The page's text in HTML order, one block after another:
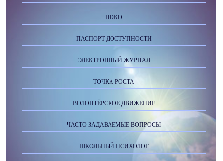
НОКО
ПАСПОРТ ДОСТУПНОСТИ
ЭЛЕКТРОННЫЙ ЖУРНАЛ
ТОЧКА РОСТА
ВОЛОНТЁРСКОЕ ДВИЖЕНИЕ
ЧАСТО ЗАДАВАЕМЫЕ ВОПРОСЫ
ШКОЛЬНЫЙ ПСИХОЛОГ